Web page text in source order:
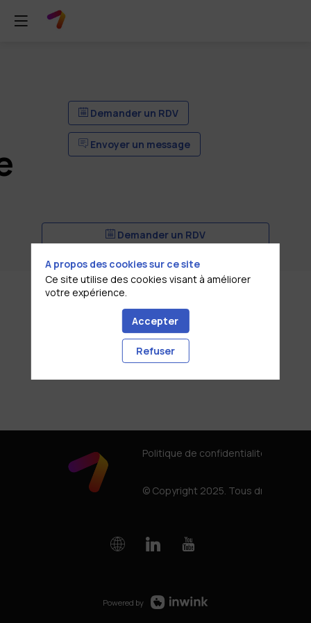
Demander un RDV
Envoyer un message
Demander un RDV
Envoyer un message
Politique de confidentialité
© Copyright 2025. Tous droits
Powered by
A propos des cookies sur ce site
Ce site utilise des cookies visant à améliorer
votre expérience.
Accepter
Refuser